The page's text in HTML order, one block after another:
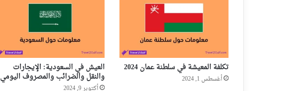
تكلفة المعيشة في سلطنة عمان 2024
أغسطس 1, 2024
العيش في السعودية: الإيجارات
والنقل والضرائب والمصروف اليومي
أكتوبر 9, 2024